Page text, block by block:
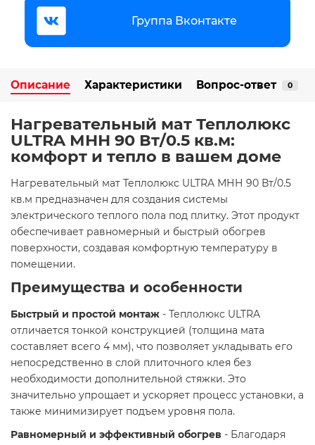
Группа Вконтакте
Описание Характеристики Вопрос-ответ 0
Нагревательный мат Теплолюкс
ULTRA МНН 90 Вт/0.5 кв.м:
комфорт и тепло в вашем доме
Нагревательный мат Теплолюкс ULTRA МНН 90 Вт/0.5
кв.м предназначен для создания системы
электрического теплого пола под плитку. Этот продукт
обеспечивает равномерный и быстрый обогрев
поверхности, создавая комфортную температуру в
помещении.
Преимущества и особенности
Быстрый и простой монтаж - Теплолюкс ULTRA
отличается тонкой конструкцией (толщина мата
составляет всего 4 мм), что позволяет укладывать его
непосредственно в слой плиточного клея без
необходимости дополнительной стяжки. Это
значительно упрощает и ускоряет процесс установки, а
также минимизирует подъем уровня пола.
Равномерный и эффективный обогрев - Благодаря